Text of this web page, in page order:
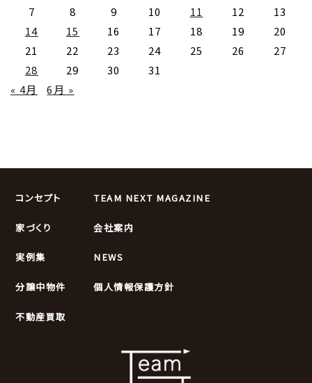
7
8 9 10 11 12
13
14
15 16 17 18 19
20
21
22 23 24 25 26
27
28
29 30
31
« 4月
6月 »
コンセプト
家づくり
実例集
分譲中物件
不動産買取
TEAM NEXT MAGAZINE
会社案内
NEWS
個人情報保護方針